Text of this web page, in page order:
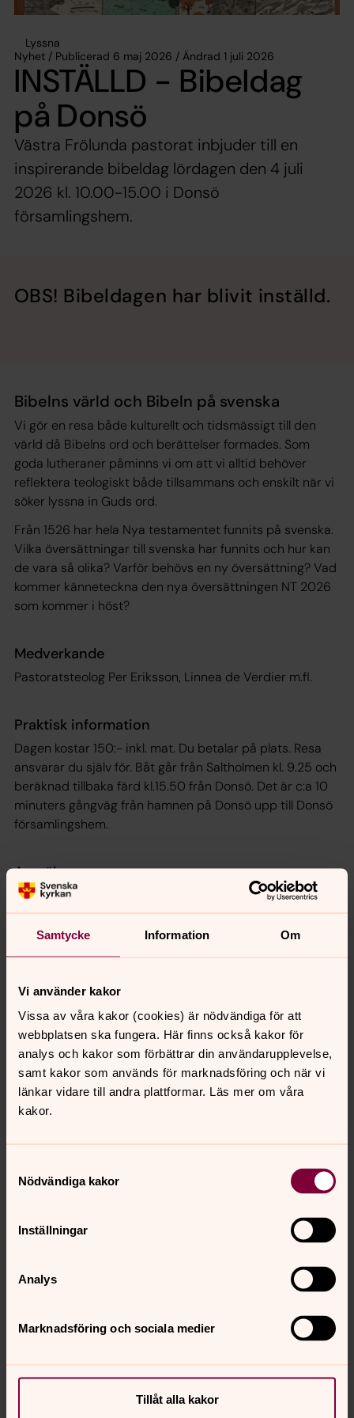
Samtycke Information Om
Vi använder kakor
Vissa av våra kakor (cookies) är nödvändiga för att
webbplatsen ska fungera. Här finns också kakor för
analys och kakor som förbättrar din användarupplevelse,
samt kakor som används för marknadsföring och när vi
länkar vidare till andra plattformar. Läs mer om våra
kakor.
Nödvändiga kakor
Inställningar
Analys
Marknadsföring och sociala medier
Tillåt alla kakor
Lyssna
Nyhet / Publicerad 6 maj 2026 / Ändrad 1 juli 2026
INSTÄLLD - Bibeldag
på Donsö
Västra Frölunda pastorat inbjuder till en
inspirerande bibeldag lördagen den 4 juli
2026 kl. 10.00-15.00 i Donsö
församlingshem.
OBS! Bibeldagen har blivit inställd.
Bibelns värld och Bibeln på svenska
Vi gör en resa både kulturellt och tidsmässigt till den
värld då Bibelns ord och berättelser formades. Som
goda lutheraner påminns vi om att vi alltid behöver
reflektera teologiskt både tillsammans och enskilt när vi
söker lyssna in Guds ord.
Från 1526 har hela Nya testamentet funnits på svenska.
Vilka översättningar till svenska har funnits och hur kan
de vara så olika? Varför behövs en ny översättning? Vad
kommer känneteckna den nya översättningen NT 2026
som kommer i höst?
Medverkande
Pastoratsteolog Per Eriksson, Linnea de Verdier m.fl.
Praktisk information
Dagen kostar 150:- inkl. mat. Du betalar på plats. Resa
ansvarar du själv för. Båt går från Saltholmen kl. 9.25 och
beräknad tillbaka färd kl.15.50 från Donsö. Det är c:a 10
minuters gångväg från hamnen på Donsö upp till Donsö
församlingshem.
Anmälan
Anmäl dig via formuläret nedan senast den 1 juli.
Pastoratsteolog, Västra Frölunda pastorat
E-post:
Synpunkter eller frågor på sidans